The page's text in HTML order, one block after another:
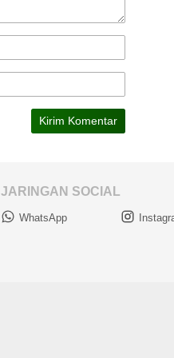
JARINGAN SOCIAL
WhatsApp